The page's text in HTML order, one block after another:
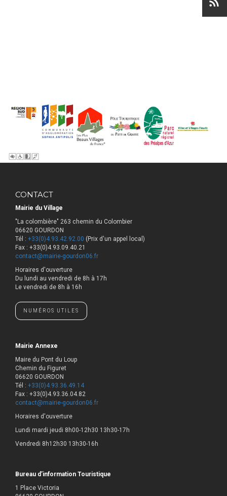
CONTACT
Mairie du Village
"La colombière" 263 chemin du Colombier
06620 GOURDON
Tél : +33(0)4.93.42.92.00 (Prix d'un appel local)
Fax : +33(0)4.93.09.40.21
contact@mairie-gourdon06.fr
Horaires d'ouverture
​Du lundi au vendredi de 8h à 17h
Le vendredi de 8h à 16h
NUMÉROS UTILES
Mairie Annexe
Maire du Pont du Loup
Chemin du Figuret
06620 GOURDON
Tél : +33(0)4.93.36.49.14
Fax : +33(0)4.93.36.04.82
contact@mairie-gourdon06.fr
Horaires d'ouverture
Lundi mardi jeudi 8h00-12h30 13h30-17h
Vendredi 8h12h30 13h30-16h
Bureau d’information Touristique
1 Place Victoria